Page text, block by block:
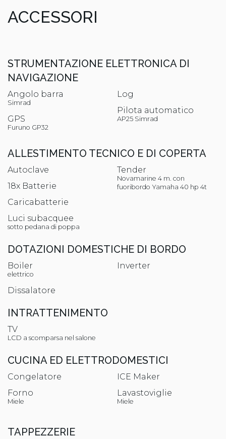
ACCESSORI
STRUMENTAZIONE ELETTRONICA DI
NAVIGAZIONE
Angolo barra
Simrad
GPS
Furuno GP32
Log
Pilota automatico
AP25 Simrad
ALLESTIMENTO TECNICO E DI COPERTA
Autoclave
18x Batterie
Caricabatterie
Luci subacquee
sotto pedana di poppa
Tender
Novamarine 4 m. con
fuoribordo Yamaha 40 hp 4t
DOTAZIONI DOMESTICHE DI BORDO
Boiler
elettrico
Dissalatore
Inverter
INTRATTENIMENTO
TV
LCD a scomparsa nel salone
CUCINA ED ELETTRODOMESTICI
Congelatore
Forno
Miele
ICE Maker
Lavastoviglie
Miele
TAPPEZZERIE